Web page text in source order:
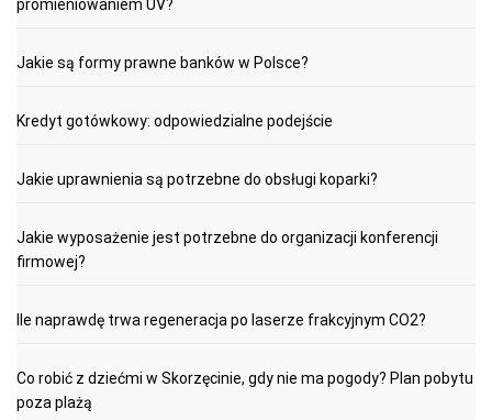
promieniowaniem UV?
Jakie są formy prawne banków w Polsce?
Kredyt gotówkowy: odpowiedzialne podejście
Jakie uprawnienia są potrzebne do obsługi koparki?
Jakie wyposażenie jest potrzebne do organizacji konferencji
firmowej?
Ile naprawdę trwa regeneracja po laserze frakcyjnym CO2?
Co robić z dziećmi w Skorzęcinie, gdy nie ma pogody? Plan pobytu
poza plażą